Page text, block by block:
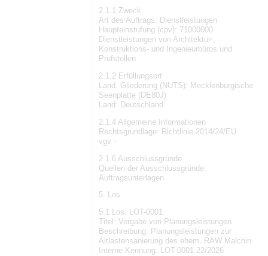
2.1.1 Zweck
Art des Auftrags: Dienstleistungen
Haupteinstufung (cpv): 71000000
Dienstleistungen von Architektur-,
Konstruktions- und Ingenieurbüros und
Prüfstellen
2.1.2 Erfüllungsort
Land, Gliederung (NUTS): Mecklenburgische
Seenplatte (DE80J)
Land: Deutschland
2.1.4 Allgemeine Informationen
Rechtsgrundlage: Richtlinie 2014/24/EU
vgv -
2.1.6 Ausschlussgründe
Quellen der Ausschlussgründe:
Auftragsunterlagen
5. Los
5.1 Los: LOT-0001
Titel: Vergabe von Planungsleistungen
Beschreibung: Planungsleistungen zur
Altlastensanierung des ehem. RAW Malchin
Interne Kennung: LOT-0001 22/2026